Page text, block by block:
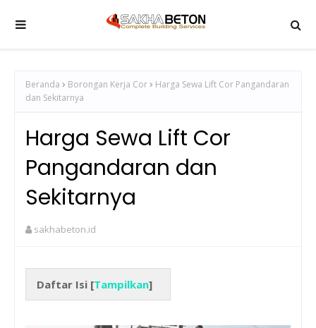
Beranda Borongan Kerja Cor
Harga Sewa Lift Cor Pangandaran
dan Sekitarnya
Harga Sewa Lift Cor
Pangandaran dan
Sekitarnya
sakhabeton.id
Daftar Isi [Tampilkan]